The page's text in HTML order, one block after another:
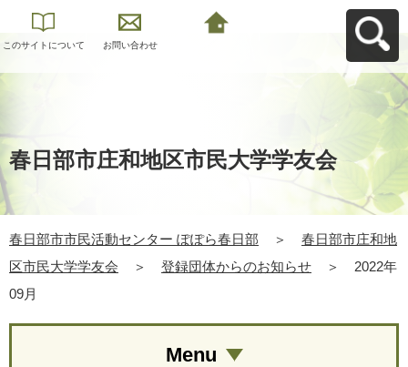
このサイトについて お問い合わせ
春日部市庄和地区市民大学学友会
春日部市市民活動センター ぽぽら春日部 ＞
春日部市庄和地
区市民大学学友会
＞ 登録団体からのお知らせ ＞
2022年
09月
Menu